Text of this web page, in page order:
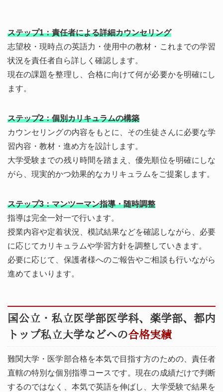
ステップ1：責任者による詳細カウンセリング
志望校・現時点の英語力・使用中の教材・これまでの学習
状況を責任者自ら詳しく確認します。
現在の課題を整理し、合格に向けて何が必要かを明確にし
ます。
ステップ2：個別カリキュラムの構築
カウンセリングの内容をもとに、その生徒さんに必要な学
習内容・教材・進め方を設計します。
大学受験までの残り時間を踏まえ、優先順位を明確にしな
がら、現実的かつ効果的なカリキュラムをご提案します。
ステップ3：マンツーマン指導・随時調整
指導は完全一対一で行います。
授業内容や定着状況、模試結果などを確認しながら、必要
に応じてカリキュラムや学習方針を調整していきます。
必要に応じて、保護者様へのご報告やご相談も行いながら
進めてまいります。
国公立・私立医学部医学科、薬学部、都内
トップ私立大学などへの合格実績
難関大学・医学部合格を本気で目指す方のための、責任者
直轄の特別な個別指導コースです。現在の成績だけで判断
するのではなく、本気で英語を伸ばし、大学受験で結果を